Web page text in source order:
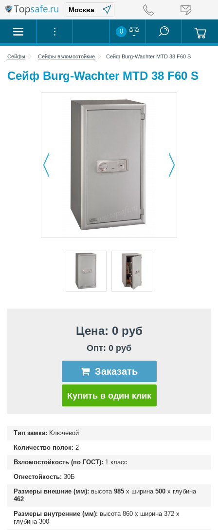
0
Сейфы Сейфы взломостойкие Сейф Burg-Wachter MTD 38 F60 S
Сейф Burg-Wachter MTD 38 F60 S
Цена: 0 руб
Опт: 0 руб
Заказать
Купить в один клик
Тип замка: Ключевой
Количество полок: 2
Взломостойкость (по ГОСТ): 1 класс
Огнестойкость: 30Б
Размеры внешние (мм): высота 985 х ширина 500 х глубина
462
Размеры внутренние (мм): высота 860 х ширина 372 х
глубина 300